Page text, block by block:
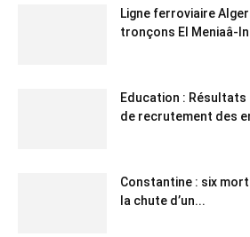
Ligne ferroviaire
tronçons El Meniaâ-
Education :
de recrutement des
Constantine : six
la chute d’un...